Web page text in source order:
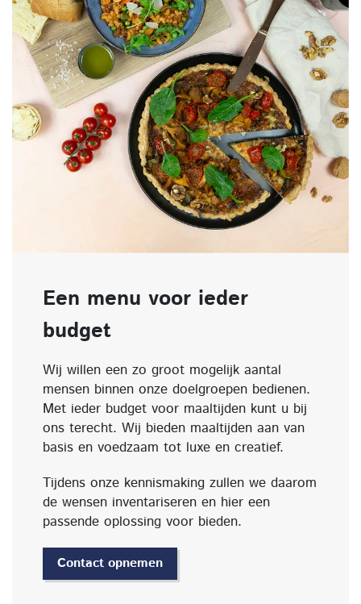
Een menu voor ieder
budget
Wij willen een zo groot mogelijk aantal
mensen binnen onze doelgroepen bedienen.
Met ieder budget voor maaltijden kunt u bij
ons terecht. Wij bieden maaltijden aan van
basis en voedzaam tot luxe en creatief.
Tijdens onze kennismaking zullen we daarom
de wensen inventariseren en hier een
passende oplossing voor bieden.
Contact opnemen